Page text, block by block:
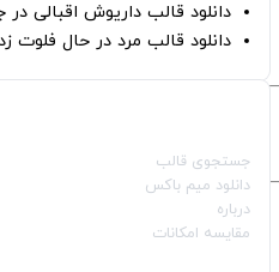
دانلود قالب داریوش اقبالی
دانلود قالب مرد در حال فلوت
جستجوی قالب
دانلود میم باکس
درباره
مقایسه امکانات